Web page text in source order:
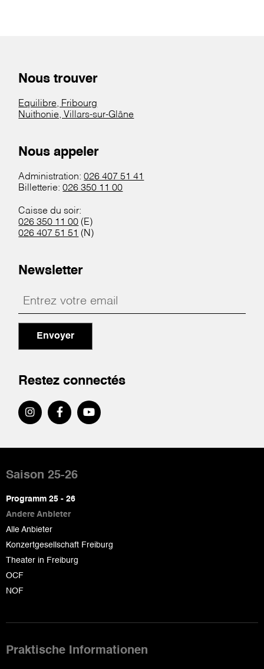
Nous trouver
Equilibre, Fribourg
Nuithonie, Villars-sur-Glâne
Nous appeler
Administration:026 407 51 41
Billetterie:026 350 11 00
Caisse du soir:
026 350 11 00 (E)
026 407 51 51 (N)
Newsletter
Envoyer
Restez connectés
de
page
Saison 25-26
Programm 25 - 26
Andere Anbieter
Alle Anbieter
Konzertgesellschaft Freiburg
Theater in Freiburg
OCF
NOF
Praktische Informationen